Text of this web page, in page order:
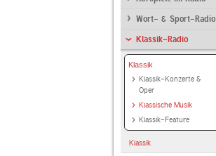
Wort- & Sport-Radio
Klassik-Radio
Klassik
Klassik-Konzerte &
Oper
Klassische Musik
Klassik-Feature
Klassik